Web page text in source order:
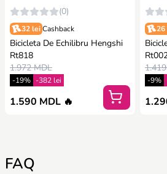
(0)
32 lei Cashback
Bicicleta De Echilibru Hengshi
Rt818
1.972 MDL
-19% -382 lei
1.590 MDL 🔥
-9%
FAQ